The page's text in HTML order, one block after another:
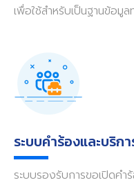
เพื่อใช้สำหรับเป็นฐานข้อมู
ระบบคำร้องและบริก
ระบบรองรับการขอเปิดคำ